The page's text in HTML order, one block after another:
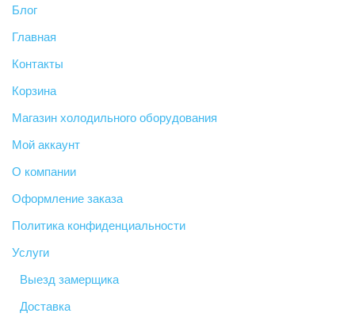
Блог
Главная
Контакты
Корзина
Магазин холодильного оборудования
Мой аккаунт
О компании
Оформление заказа
Политика конфиденциальности
Услуги
Выезд замерщика
Доставка